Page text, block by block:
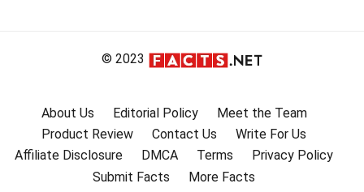
© 2023
About Us Editorial Policy
Meet the Team
Product Review
Contact Us
Write For Us
Affiliate Disclosure
DMCA Terms
Privacy Policy
Submit Facts
More Facts